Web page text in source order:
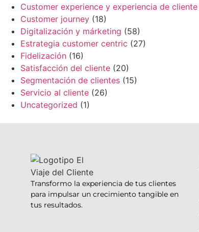
Customer experience y experiencia de cliente
Customer journey (18)
Digitalización y márketing (58)
Estrategia customer centric (27)
Fidelización (16)
Satisfacción del cliente (20)
Segmentación de clientes (15)
Servicio al cliente (26)
Uncategorized (1)
Transformo la experiencia de tus clientes
para impulsar un crecimiento tangible en
tus resultados.